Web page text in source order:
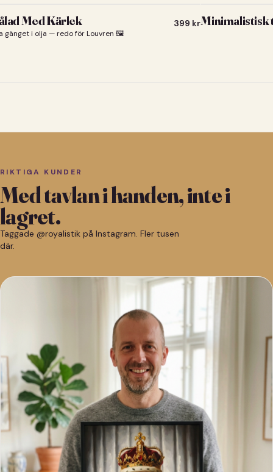
Med Kärlek
gänget i olja — redo för Louvren 🖼️
399 krMinimalistisk
RIKTIGA KUNDER
Med tavlan i handen, inte i
lagret.
Taggade @royalistik på Instagram. Fler tusen
där.